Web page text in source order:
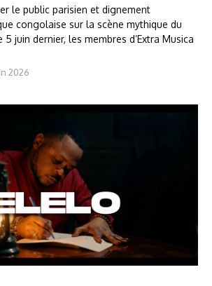
le public parisien et dignement
congolaise sur la scène mythique du
juin dernier, les membres d’Extra Musica
2026